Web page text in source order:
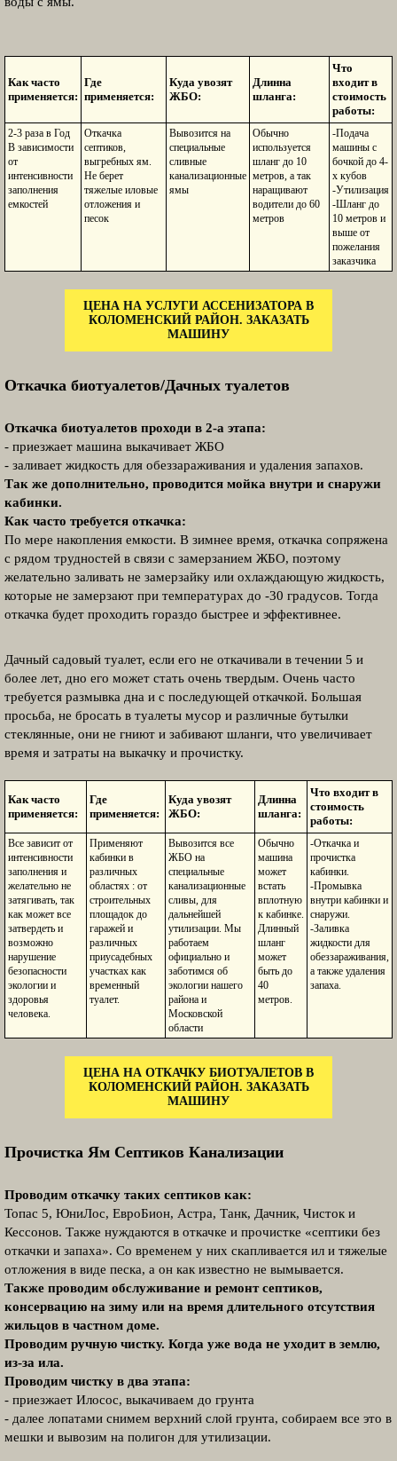
Как часто
применяется:
Где
применяется:
Куда увозят
ЖБО:
Длинна
шланга:
Что
входит в
стоимость
работы:
2-3 раза в Год
В зависимости
от
интенсивности
заполнения
емкостей
Откачка
септиков,
выгребных ям.
Не берет
тяжелые иловые
отложения и
песок
Вывозится на
специальные
сливные
канализационные
ямы
Обычно
используется
шланг до 10
метров, а так
наращивают
водители до 60
метров
-Подача
машины с
бочкой до 4-
х кубов
-Утилизация
-Шланг до
10 метров и
выше от
пожелания
заказчика
ЦЕНА НА УСЛУГИ АССЕНИЗАТОРА В
КОЛОМЕНСКИЙ РАЙОН. ЗАКАЗАТЬ
МАШИНУ
Откачка биотуалетов/Дачных туалетов
Откачка биотуалетов проходи в 2-а этапа:
- приезжает машина выкачивает ЖБО
- заливает жидкость для обеззараживания и удаления запахов.
Так же дополнительно, проводится мойка внутри и снаружи
кабинки.
Как часто требуется откачка:
По мере накопления емкости. В зимнее время, откачка сопряжена
с рядом трудностей в связи с замерзанием ЖБО, поэтому
желательно заливать не замерзайку или охлаждающую жидкость,
которые не замерзают при температурах до -30 градусов. Тогда
откачка будет проходить гораздо быстрее и эффективнее.
Дачный садовый туалет, если его не откачивали в течении 5 и
более лет, дно его может стать очень твердым. Очень часто
требуется размывка дна и с последующей откачкой. Большая
просьба, не бросать в туалеты мусор и различные бутылки
стеклянные, они не гниют и забивают шланги, что увеличивает
время и затраты на выкачку и прочистку.
Как часто
применяется:
Где
применяется:
Куда увозят
ЖБО:
Длинна
шланга:
Что входит в
стоимость
работы:
Все зависит от
интенсивности
заполнения и
желательно не
затягивать, так
как может все
затвердеть и
возможно
нарушение
безопасности
экологии и
здоровья
человека.
Применяют
кабинки в
различных
областях : от
строительных
площадок до
гаражей и
различных
приусадебных
участках как
временный
туалет.
Вывозится все
ЖБО на
специальные
канализационные
сливы, для
дальнейшей
утилизации. Мы
работаем
официально и
заботимся об
экологии нашего
района и
Московской
области
Обычно
машина
может
встать
вплотную
к кабинке.
Длинный
шланг
может
быть до
40
метров.
-Откачка и
прочистка
кабинки.
-Промывка
внутри кабинки и
снаружи.
-Заливка
жидкости для
обеззараживания,
а также удаления
запаха.
ЦЕНА НА ОТКАЧКУ БИОТУАЛЕТОВ В
КОЛОМЕНСКИЙ РАЙОН. ЗАКАЗАТЬ
МАШИНУ
Прочистка Ям Септиков Канализации
Проводим откачку таких септиков как:
Топас 5, ЮниЛос, ЕвроБион, Астра, Танк, Дачник, Чисток и
Кессонов. Также нуждаются в откачке и прочистке «септики без
откачки и запаха». Со временем у них скапливается ил и тяжелые
отложения в виде песка, а он как известно не вымывается.
Также проводим обслуживание и ремонт септиков,
консервацию на зиму или на время длительного отсутствия
жильцов в частном доме.
Проводим ручную чистку. Когда уже вода не уходит в землю,
из-за ила.
Проводим чистку в два этапа:
- приезжает Илосос, выкачиваем до грунта
- далее лопатами снимем верхний слой грунта, собираем все это в
мешки и вывозим на полигон для утилизации.